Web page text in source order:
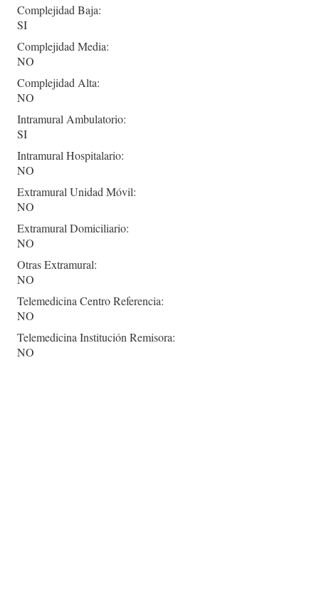
Complejidad Baja:
SI
Complejidad Media:
NO
Complejidad Alta:
NO
Intramural Ambulatorio:
SI
Intramural Hospitalario:
NO
Extramural Unidad Móvil:
NO
Extramural Domiciliario:
NO
Otras Extramural:
NO
Telemedicina Centro Referencia:
NO
Telemedicina Institución Remisora:
NO